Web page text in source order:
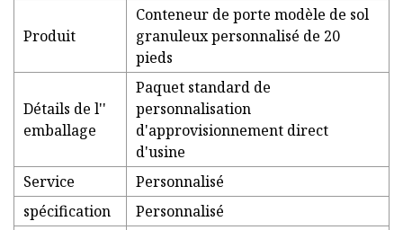
Produit
Conteneur de porte modèle de sol
granuleux personnalisé de 20
pieds
Détails de l''
emballage
Paquet standard de
personnalisation
d'approvisionnement direct
d'usine
Service
Personnalisé
spécification
Personnalisé